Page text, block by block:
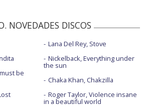
NOVEDADES DISCOS
be
Lana Del Rey, Stove
Nickelback, Everything under
the sun
Chaka Khan, Chakzilla
Roger Taylor, Violence insane
in a beautiful world